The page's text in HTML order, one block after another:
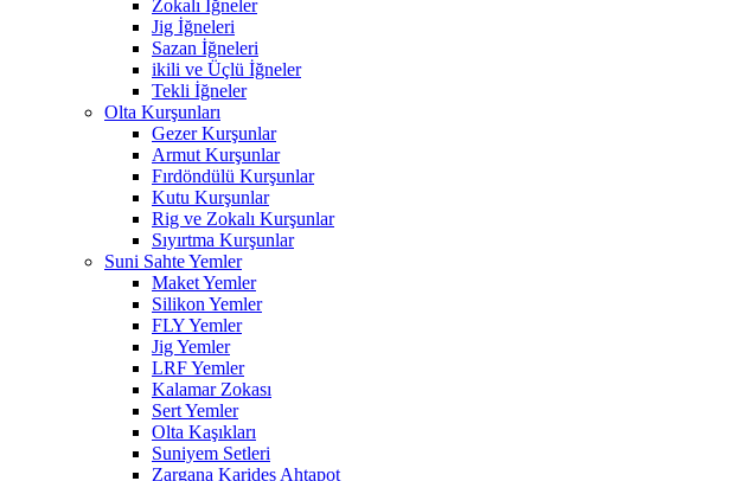
Zokalı İğneler
Jig İğneleri
Sazan İğneleri
ikili ve Üçlü İğneler
Tekli İğneler
Olta Kurşunları
Gezer Kurşunlar
Armut Kurşunlar
Fırdöndülü Kurşunlar
Kutu Kurşunlar
Rig ve Zokalı Kurşunlar
Sıyırtma Kurşunlar
Suni Sahte Yemler
Maket Yemler
Silikon Yemler
FLY Yemler
Jig Yemler
LRF Yemler
Kalamar Zokası
Sert Yemler
Olta Kaşıkları
Suniyem Setleri
Zargana Karides Ahtapot